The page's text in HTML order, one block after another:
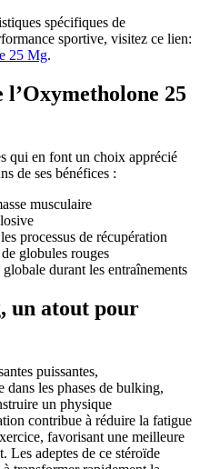
spécifiques de
sportive, visitez ce lien:
25 Mg.
25
qui en font un choix apprécié
de ses bénéfices :
musculaire
processus de récupération
globules rouges
durant les entraînements
un atout pour
puissantes,
dans les phases de bulking,
un physique
contribue à réduire la fatigue
favorisant une meilleure
Les adeptes de ce stéroïde